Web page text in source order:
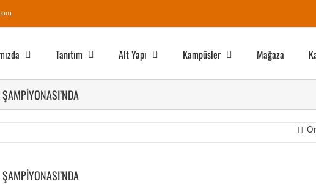
Tanıtım Alt Yapı Kampüsler Mağaza